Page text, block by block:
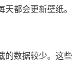
都会更新壁纸。
的数据较少。这些